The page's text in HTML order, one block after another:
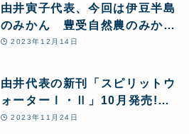
由井寅子代表、今回は伊豆半島
のみかん 豊受自然農のみかん
農場からお送りします♪
2023年12月14日
由井代表の新刊「スピリットウ
ォーターⅠ・Ⅱ」10月発売!
「毒と私」Kindle版 99円で復
2023年11月24日